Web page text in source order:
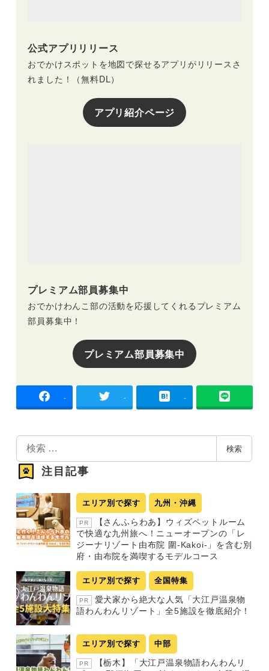
公式アプリリリース
おでかけスポットを地図で探せるアプリがリリースさ
れました！（無料DL）
アプリ紹介ページ
プレミアム部員募集中
おでかけわんこ部の活動を応援してくれるプレミアム
部員募集中！
プレミアム部員募集中
- - -
索
検索
注目記事
エリア別で探す 九州・沖縄
PR
【さんふらわあ】ウィズペットルーム
で快適な九州旅へ！ニューオープンの「レ
ジーナリゾート由布院 圍-Kakoi-」を含む別
府・由布院を満喫するモデルコース
エリア別で探す 全国特集
PR
愛犬家から絶大な人気「大江戸温泉物
語わんわんリゾート」全5施設を徹底紹介！
エリア別で探す 中部
PR
【栃木】「大江戸温泉物語わんわんリ